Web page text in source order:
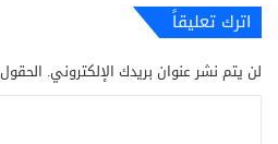
اترك تعليقاً
لن يتم نشر عنوان بريدك الإلكتروني.